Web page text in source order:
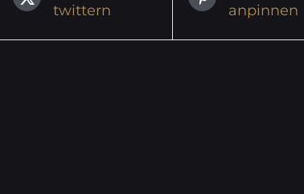
twittern
anpinnen